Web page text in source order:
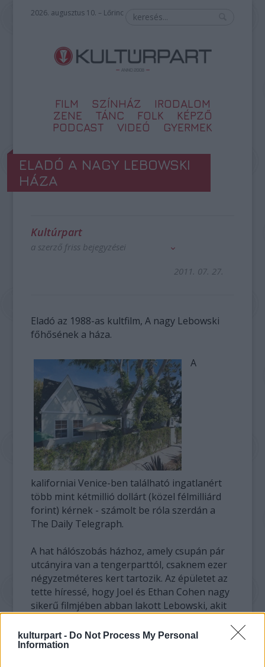
kulturpart - Do Not Process My Personal
Information
2026. augusztus 10. – Lőrinc
FILM SZÍNHÁZ
IRODALOM
ZENE
TÁNC FOLK
KÉPZŐ
PODCAST
VIDEÓ GYERMEK
ELADÓ A NAGY LEBOWSKI
HÁZA
Kultúrpart
a szerző friss bejegyzései
2011. 07. 27.
Eladó az 1988-as kultfilm, A nagy Lebowski
főhősének a háza.
A
kaliforniai Venice-ben található ingatlanért
több mint kétmillió dollárt (közel félmilliárd
forint) kérnek - számolt be róla szerdán a
The Daily Telegraph.
A hat hálószobás házhoz, amely csupán pár
utcányira van a tengerparttól, csaknem ezer
négyzetméteres kert tartozik. Az épületet az
tette híressé, hogy Joel és Ethan Cohen nagy
sikerű filmjében abban lakott Lebowski, akit
A ház belülről már korántsem hasonlít a hős